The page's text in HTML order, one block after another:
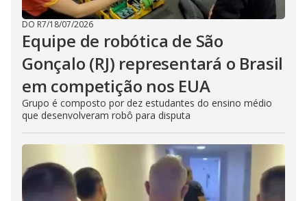
DO R7/18/07/2026
Equipe de robótica de São
Gonçalo (RJ) representará o Brasil
em competição nos EUA
Grupo é composto por dez estudantes do ensino médio
que desenvolveram robô para disputa